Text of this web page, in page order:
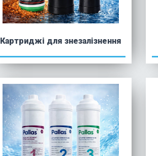
Картриджі для знезалізнення